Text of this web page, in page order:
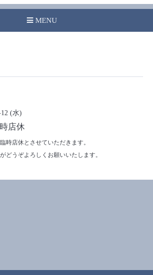
MENU
12 (水)
店休
時店休とさせていただきます。
どうぞよろしくお願いいたします。